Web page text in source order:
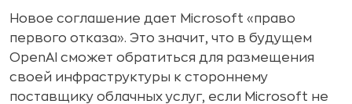
Новое соглашение дает Microsoft «право
первого отказа». Это значит, что в будущем
OpenAI сможет обратиться для размещения
своей инфраструктуры к стороннему
поставщику облачных услуг, если Microsoft не